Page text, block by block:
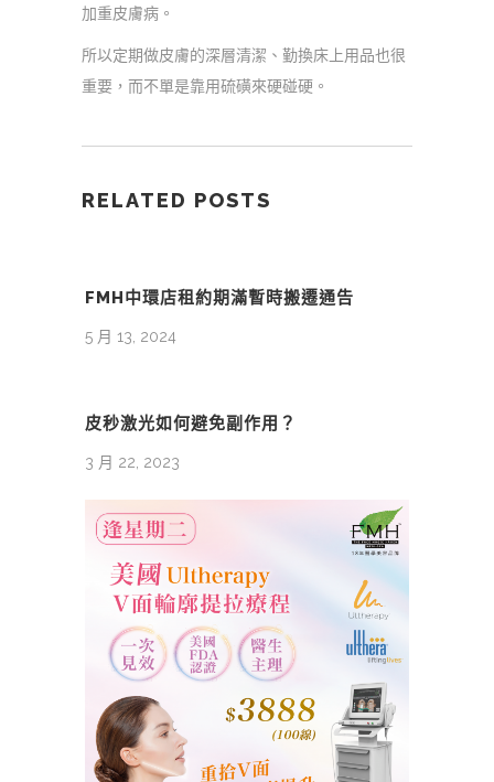
加重皮膚病。
所以定期做皮膚的深層清潔、勤換床上用品也很
重要，而不單是靠用硫磺來硬碰硬。
RELATED POSTS
FMH中環店租約期滿暫時搬遷通告
5 月 13, 2024
皮秒激光如何避免副作用？
3 月 22, 2023